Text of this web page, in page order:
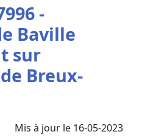
-
Baville
sur
Breux-
Mis à jour le 16-05-2023